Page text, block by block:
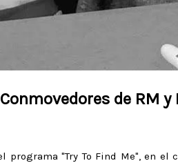
de RM y
programa "Try To Find Me", en